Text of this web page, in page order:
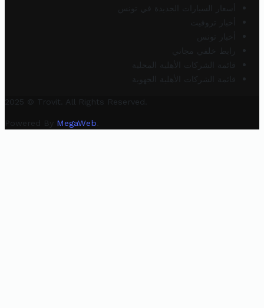
أسعار السيارات الجديدة في تونس
أخبار تروفيت
أخبار تونس
رابط خلفي مجاني
قائمة الشركات الأهلية المحلية
قائمة الشركات الأهلية الجهوية
2025 © Trovit. All Rights Reserved.
Powered By MegaWeb